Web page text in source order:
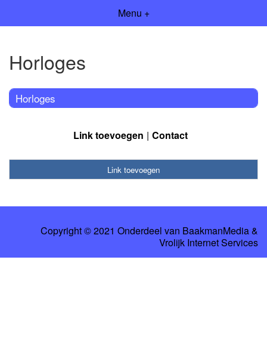
Menu +
Horloges
Horloges
Link toevoegen Contact
Link toevoegen
Copyright © 2021 Onderdeel van BaakmanMedia&
Vrolijk Internet Services